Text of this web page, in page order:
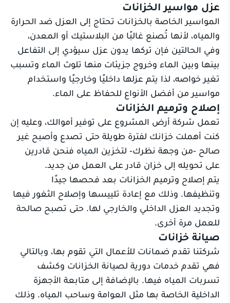
عزل مواسير الخزانات
المواسير الخاصة بالخزانات تحتاج إلى العزل ضد الحرارة
والمياه، لأنها تُصنع غالبًا من البلاستيك أو المعدن،
وفي الحالتين فإن تركها يدون عزل سيؤدي إلى التفاعل
بينها وبين الماء وخروج جزيئات منها تلوث الماء وتسبب
تغير خواصه، لذا يتم عزلها داخليًا وخارجيًا واستخدام
مواسير من أفضل الأنواع للحفاظ على الماء.
إصلاح وترميم الخزانات
تعمل شركة أرض المشروع على توفير أموالك، وعليه إن
كنت أهملت خزانك لفترة طويلة حتى تصدع وأصبح غير
صالح -من وجهة نظرك- لتخزين المياه فنحن قادرين
على تحويله إلى خزان قادر على العمل من جديد.
يتم إصلاح وترميم الخزانات بعد فحصها جيدًا
وتنظيفها. وذلك مع إعادة تلييسها وإصلاح الثغور فيها
وتجديد العزل الداخلي والخارجي لها. حتى تصبح صالحة
للعمل مرة أخرى.
صيانة خزانات
شركتنا تقدم ضمانات للأعمال التي تقوم بها، وبالتالي
فهي تقدم خدمات دورية لصيانة الخزانات وكشف
تسربات المياه فيها. بالإضافة إلى متابعة الأجهزة
الداخلية الخاصة بها مثل العوامة وساحب المياه. وذلك